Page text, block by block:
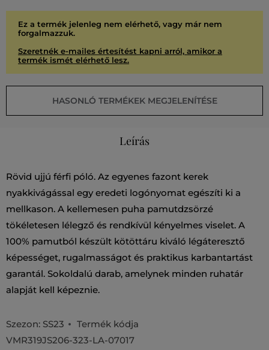
Ez a termék jelenleg nem elérhető, vagy már nem
forgalmazzuk.
Szeretnék e-mailes értesítést kapni arról, amikor a
termék ismét elérhető lesz.
HASONLÓ TERMÉKEK MEGJELENÍTÉSE
Leírás
Rövid ujjú férfi póló. Az egyenes fazont kerek
nyakkivágással egy eredeti logónyomat egészíti ki a
mellkason. A kellemesen puha pamutdzsörzé
tökéletesen lélegző és rendkívül kényelmes viselet. A
100% pamutból készült kötöttáru kiváló légáteresztő
képességet, rugalmasságot és praktikus karbantartást
garantál. Sokoldalú darab, amelynek minden ruhatár
alapját kell képeznie.
Szezon: SS23
Termék kódja
VMR319JS206-323-LA-07017